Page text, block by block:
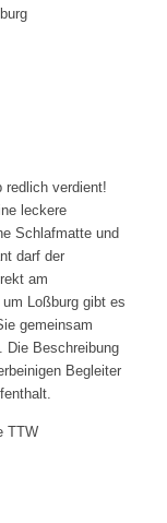
redlich verdient!
leckere
Schlafmatte und
darf der
am
Loßburg gibt es
gemeinsam
Die Beschreibung
Begleiter
TTW